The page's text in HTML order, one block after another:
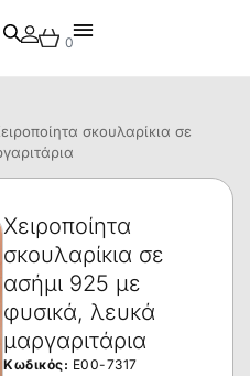
0
σκουλαρίκια σε
Χειροποίητα
σκουλαρίκια σε
ασήμι 925 με
φυσικά, λευκά
μαργαριτάρια
Κωδικός: E00-7317